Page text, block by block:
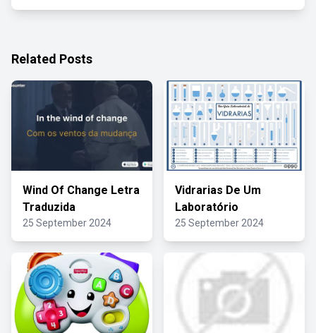
Related Posts
Wind Of Change Letra
Traduzida
25 September 2024
Vidrarias De Um
Laboratório
25 September 2024